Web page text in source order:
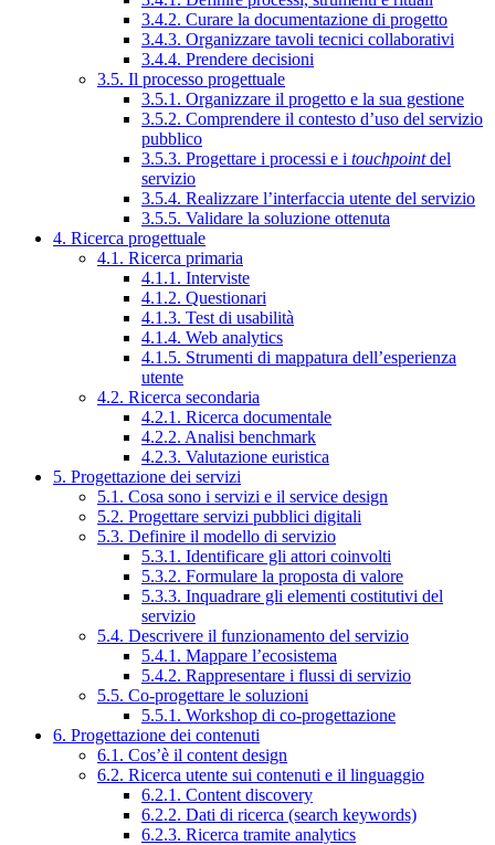
3.4.2. Curare la documentazione di progetto
3.4.3. Organizzare tavoli tecnici collaborativi
3.4.4. Prendere decisioni
3.5. Il processo progettuale
3.5.1. Organizzare il progetto e la sua gestione
3.5.2. Comprendere il contesto d’uso del servizio
pubblico
3.5.3. Progettare i processi e i touchpointdel
servizio
3.5.4. Realizzare l’interfaccia utente del servizio
3.5.5. Validare la soluzione ottenuta
4. Ricerca progettuale
4.1. Ricerca primaria
4.1.1. Interviste
4.1.2. Questionari
4.1.3. Test di usabilità
4.1.4. Web analytics
4.1.5. Strumenti di mappatura dell’esperienza
utente
4.2. Ricerca secondaria
4.2.1. Ricerca documentale
4.2.2. Analisi benchmark
4.2.3. Valutazione euristica
5. Progettazione dei servizi
5.1. Cosa sono i servizi e il service design
5.2. Progettare servizi pubblici digitali
5.3. Definire il modello di servizio
5.3.1. Identificare gli attori coinvolti
5.3.2. Formulare la proposta di valore
5.3.3. Inquadrare gli elementi costitutivi del
servizio
5.4. Descrivere il funzionamento del servizio
5.4.1. Mappare l’ecosistema
5.4.2. Rappresentare i flussi di servizio
5.5. Co-progettare le soluzioni
5.5.1. Workshop di co-progettazione
6. Progettazione dei contenuti
6.1. Cos’è il content design
6.2. Ricerca utente sui contenuti e il linguaggio
6.2.1. Content discovery
6.2.2. Dati di ricerca (search keywords)
6.2.3. Ricerca tramite analytics